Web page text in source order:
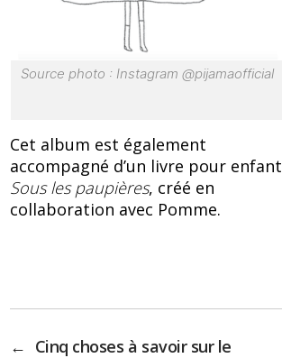
Source photo : Instagram @pijamaofficial
Cet album est également
accompagné d’un livre pour enfant
Sous les paupières, créé en
collaboration avec Pomme.
← Cinq choses à savoir sur le